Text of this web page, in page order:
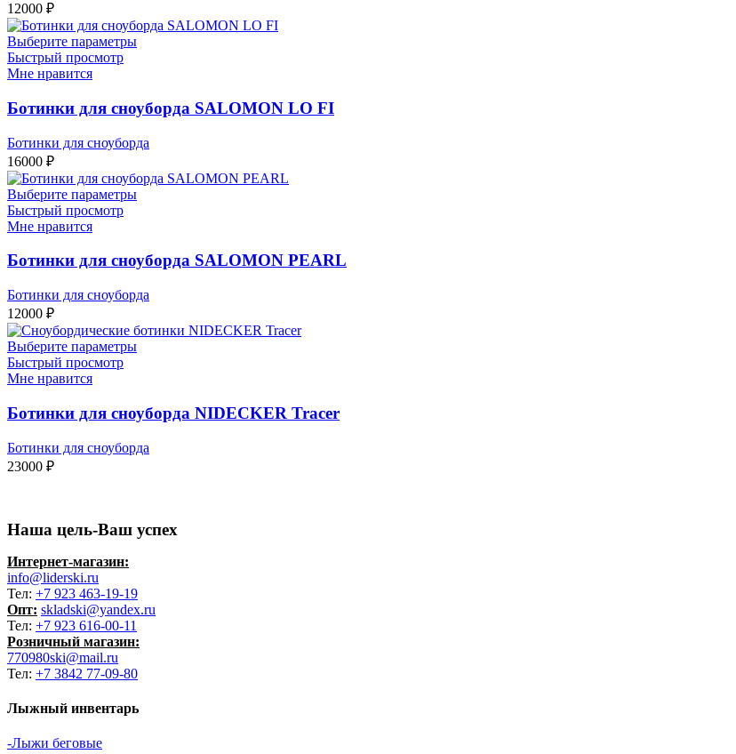
12000 ₽
Выберите параметры
Быстрый просмотр
Мне нравится
Ботинки для сноуборда SALOMON LO FI
Ботинки для сноуборда
16000 ₽
Выберите параметры
Быстрый просмотр
Мне нравится
Ботинки для сноуборда SALOMON PEARL
Ботинки для сноуборда
12000 ₽
Выберите параметры
Быстрый просмотр
Мне нравится
Ботинки для сноуборда NIDECKER Tracer
Ботинки для сноуборда
23000 ₽
Наша цель-Ваш успех
Интернет-магазин:
info@liderski.ru
Тел: +7 923 463-19-19
Опт: skladski@yandex.ru
Тел: +7 923 616-00-11
Розничный магазин:
770980ski@mail.ru
Тел: +7 3842 77-09-80
Лыжный инвентарь
-Лыжи беговые